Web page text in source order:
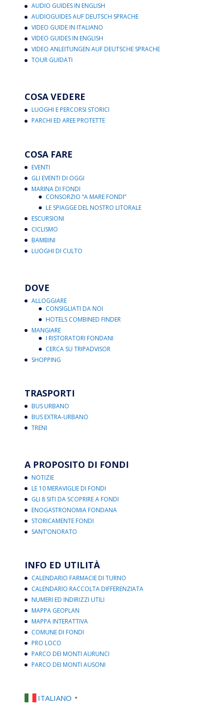
AUDIO GUIDES IN ENGLISH
AUDIOGUIDES AUF DEUTSCH SPRACHE
VIDEO GUIDE IN ITALIANO
VIDEO GUIDES IN ENGLISH
VIDEO ANLEITUNGEN AUF DEUTSCHE SPRACHE
TOUR GUIDATI
COSA VEDERE
LUOGHI E PERCORSI STORICI
PARCHI ED AREE PROTETTE
COSA FARE
EVENTI
GLI EVENTI DI OGGI
MARINA DI FONDI
CONSORZIO “A MARE FONDI”
LE SPIAGGE DEL NOSTRO LITORALE
ESCURSIONI
CICLISMO
BAMBINI
LUOGHI DI CULTO
DOVE
ALLOGGIARE
CONSIGLIATI DA NOI
HOTELS COMBINED FINDER
MANGIARE
I RISTORATORI FONDANI
CERCA SU TRIPADVISOR
SHOPPING
TRASPORTI
BUS URBANO
BUS EXTRA-URBANO
TRENI
A PROPOSITO DI FONDI
NOTIZIE
LE 10 MERAVIGLIE DI FONDI
GLI 8 SITI DA SCOPRIRE A FONDI
ENOGASTRONOMIA FONDANA
STORICAMENTE FONDI
SANT’ONORATO
INFO ED UTILITÀ
CALENDARIO FARMACIE DI TURNO
CALENDARIO RACCOLTA DIFFERENZIATA
NUMERI ED INDIRIZZI UTILI
MAPPA GEOPLAN
MAPPA INTERATTIVA
COMUNE DI FONDI
PRO LOCO
PARCO DEI MONTI AURUNCI
PARCO DEI MONTI AUSONI
ITALIANO ▼